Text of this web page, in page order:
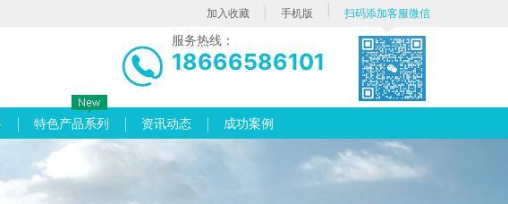
加入收藏 手机版 扫码添加客服微信
服务热线：
18666586101
特色产品系列 资讯动态 成功案例